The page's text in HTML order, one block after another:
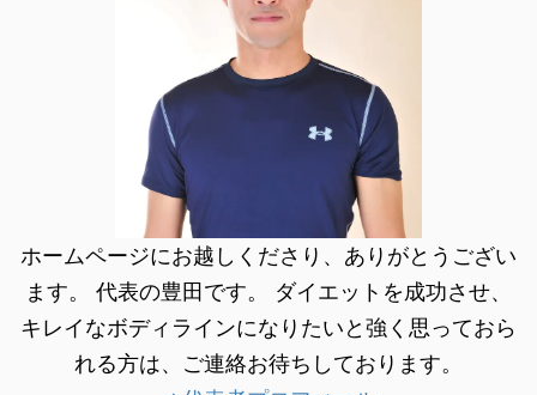
ホームページにお越しくださり、ありがとうござい
ます。 代表の豊田です。 ダイエットを成功させ、
キレイなボディラインになりたいと強く思っておら
れる方は、ご連絡お待ちしております。